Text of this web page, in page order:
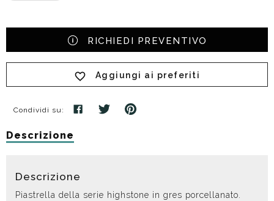
RICHIEDI PREVENTIVO
Aggiungi ai preferiti
Condividi su:
Descrizione
Descrizione
Piastrella della serie highstone in gres porcellanato.